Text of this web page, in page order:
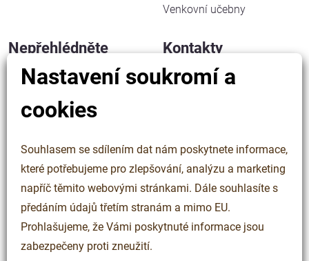
Venkovní učebny
Nepřehlédněte
Jak pracujeme
Řekli o nás
Kontakty
WALFER spol. s r. o.
IČ: 63323508
DIČ: CZ63323508
+420 777 565 027
walfer@walfer.cz
Nastavení soukromí a
cookies
Souhlasem se sdílením dat nám poskytnete informace,
které potřebujeme pro zlepšování, analýzu a marketing
napříč těmito webovými stránkami. Dále souhlasíte s
předáním údajů třetím stranám a mimo EU.
Prohlašujeme, že Vámi poskytnuté informace jsou
zabezpečeny proti zneužití.